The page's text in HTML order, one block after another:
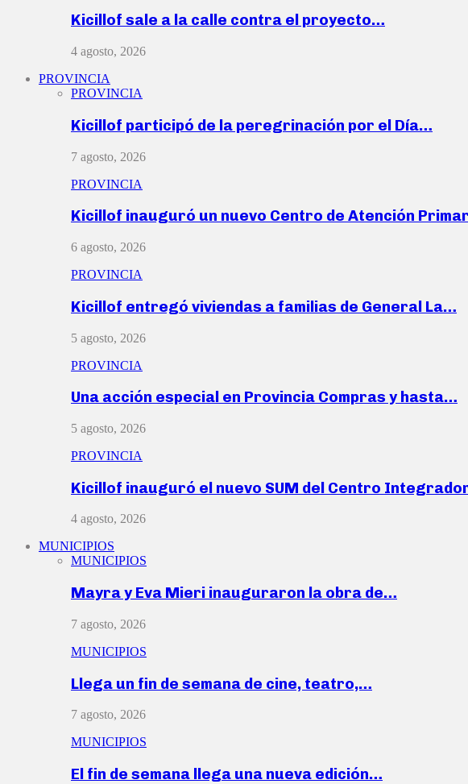
Kicillof sale a la calle contra el proyecto…
4 agosto, 2026
PROVINCIA
PROVINCIA
Kicillof participó de la peregrinación por el Día…
7 agosto, 2026
PROVINCIA
Kicillof inauguró un nuevo Centro de Atención
6 agosto, 2026
PROVINCIA
Kicillof entregó viviendas a familias de General La…
5 agosto, 2026
PROVINCIA
Una acción especial en Provincia Compras y hasta…
5 agosto, 2026
PROVINCIA
Kicillof inauguró el nuevo SUM del Centro
4 agosto, 2026
MUNICIPIOS
MUNICIPIOS
Mayra y Eva Mieri inauguraron la obra de…
7 agosto, 2026
MUNICIPIOS
Llega un fin de semana de cine, teatro,…
7 agosto, 2026
MUNICIPIOS
El fin de semana llega una nueva edición…